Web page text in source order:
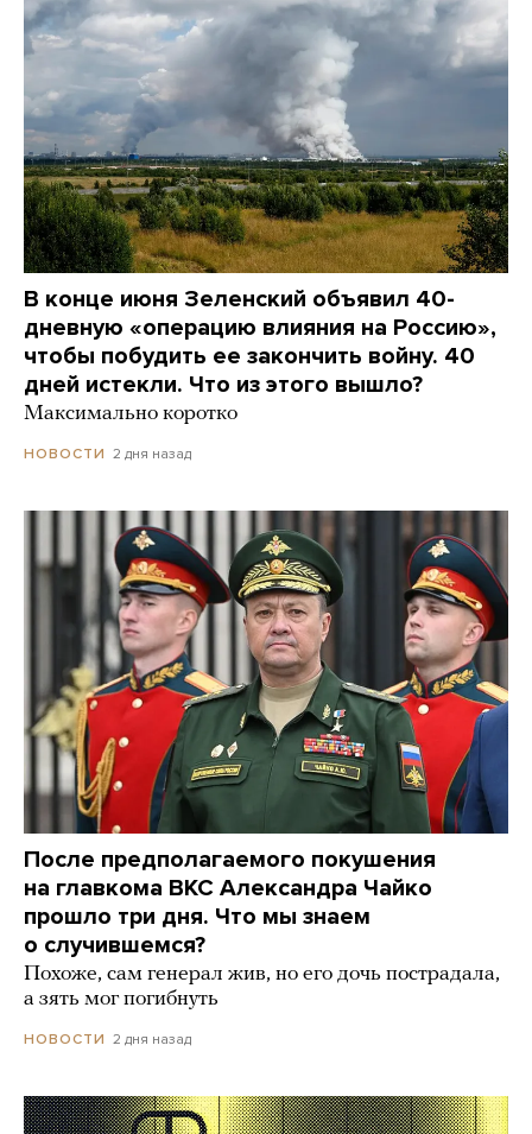
В конце июня Зеленский объявил 40-
дневную «операцию влияния на Россию»,
чтобы побудить ее закончить войну. 40
дней истекли. Что из этого вышло?
Максимально коротко
НОВОСТИ 2 дня назад
После предполагаемого покушения
на главкома ВКС Александра Чайко
прошло три дня. Что мы знаем
о случившемся?
Похоже, сам генерал жив, но его дочь пострадала,
а зять мог погибнуть
НОВОСТИ 2 дня назад